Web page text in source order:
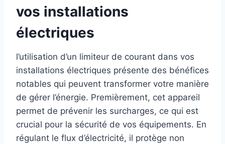
vos installations
électriques
l’utilisation d’un limiteur de courant dans vos
installations électriques présente des bénéfices
notables qui peuvent transformer votre manière
de gérer l’énergie. Premièrement, cet appareil
permet de prévenir les surcharges, ce qui est
crucial pour la sécurité de vos équipements. En
régulant le flux d’électricité, il protège non